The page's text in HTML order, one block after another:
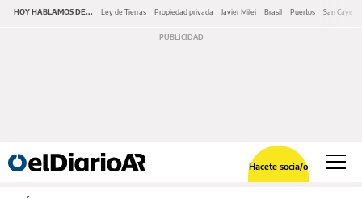
HOY HABLAMOS DE... Ley de Tierras Propiedad privada Javier Milei Brasil Puertos San
Hacete socia/o